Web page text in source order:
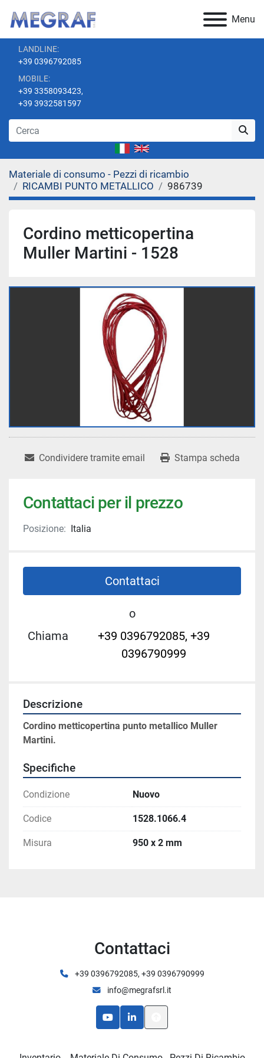
Menu
LANDLINE:
+39 0396792085
MOBILE:
+39 3358093423,
+39 3932581597
Materiale di consumo - Pezzi di ricambio
RICAMBI PUNTO METALLICO
986739
Cordino metticopertina
Muller Martini - 1528
Condividere tramite email Stampa scheda
Contattaci per il prezzo
Posizione: Italia
Contattaci
o
Chiama
+39 0396792085, +39
0396790999
Descrizione
Cordino metticopertina punto metallico Muller
Martini.
Specifiche
Condizione Nuovo
Codice 1528.1066.4
Misura 950 x 2 mm
Contattaci
+39 0396792085, +39 0396790999
info@megrafsrl.it
youtubelinkedin